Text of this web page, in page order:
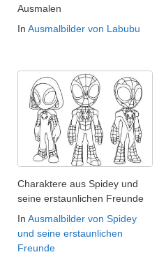
Ausmalen
In Ausmalbilder von Labubu
Charaktere aus Spidey und
seine erstaunlichen Freunde
In Ausmalbilder von Spidey
und seine erstaunlichen
Freunde